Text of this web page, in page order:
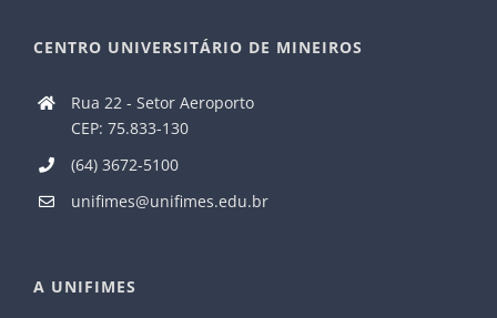
CENTRO UNIVERSITÁRIO DE MINEIROS
Rua 22 - Setor Aeroporto
CEP: 75.833-130
(64) 3672-5100
unifimes@unifimes.edu.br
A UNIFIMES